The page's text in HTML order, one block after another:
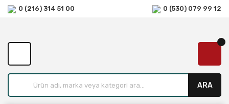
0 (216) 314 51 00 0 (530) 079 99 12
ARA